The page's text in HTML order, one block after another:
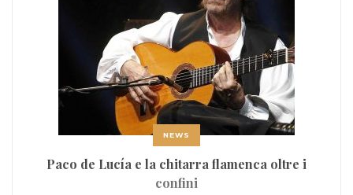
NEWS
Paco de Lucía e la chitarra flamenca oltre i
confini